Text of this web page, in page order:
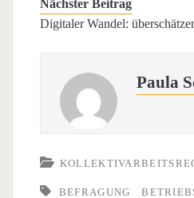
Nächster Beitrag
Digitaler Wandel:
Paula
BEFRAGUNG